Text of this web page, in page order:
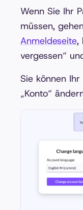
Wenn Sie Ihr
müssen,
Anmeldeseite,
vergessen“
Sie können
„Konto“